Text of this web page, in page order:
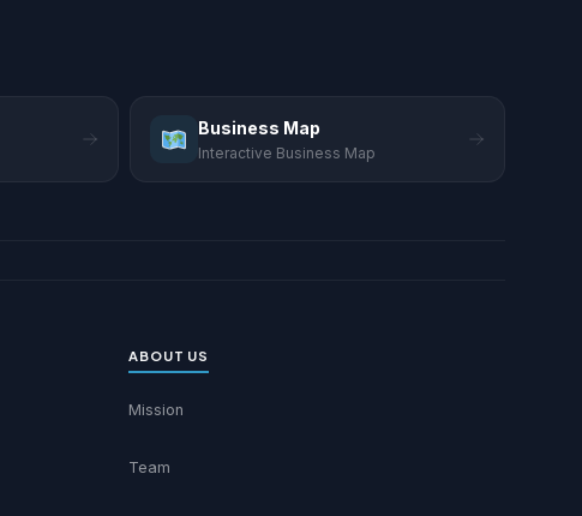
Business Map
Interactive Business Map
ABOUT US
Mission
Team